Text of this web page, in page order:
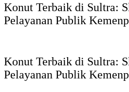
Konut Terbaik di Sultra:
Pelayanan Publik
Konut Terbaik di Sultra:
Pelayanan Publik